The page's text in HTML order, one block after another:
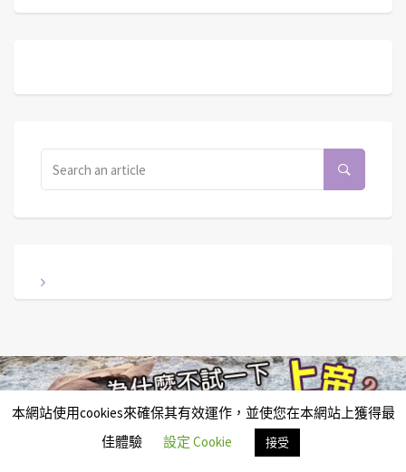
本網站使用cookies來確保其有效運作，並使您在本網站上獲得最
佳體驗
設定 Cookie 接受